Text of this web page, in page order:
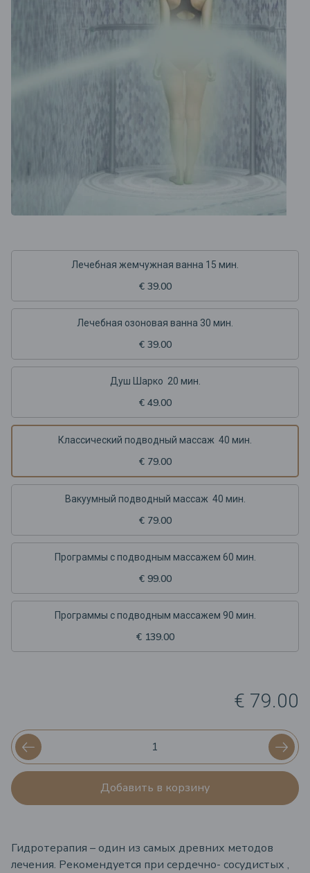
Лечебная жемчужная ванна 15 мин.
€ 39.00
Лечебная озоновая ванна 30 мин.
€ 39.00
Душ Шарко 20 мин.
€ 49.00
Классический подводный массаж 40 мин.
€ 79.00
Вакуумный подводный массаж 40 мин.
€ 79.00
Программы с подводным массажем 60 мин.
€ 99.00
Программы с подводным массажем 90 мин.
€ 139.00
€ 79.00
Добавить в корзину
Гидротерапия – один из самых древних методов
лечения. Рекомендуется при сердечно- сосудистых ,